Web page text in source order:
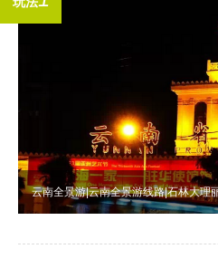
云南全景游|云南全景游线路|石林大理